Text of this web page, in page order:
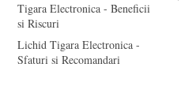
Tigara Electronica - Beneficii
si Riscuri
Lichid Tigara Electronica -
Sfaturi si Recomandari